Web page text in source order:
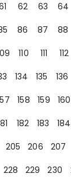
62 63 64
86 87 88
110 111 112
134 135 136
158 159 160
182 183 184
205 206 207
228 229 230